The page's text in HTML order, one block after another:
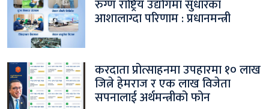
रुग्ण राष्ट्रिय उद्योगमा सुधारका
आशालाग्दा परिणाम : प्रधानमन्त्री
करदाता प्रोत्साहनमा उपहारमा १० लाख
जित्ने हेमराज र एक लाख विजेता
सपनालाई अर्थमन्त्रीको फोन